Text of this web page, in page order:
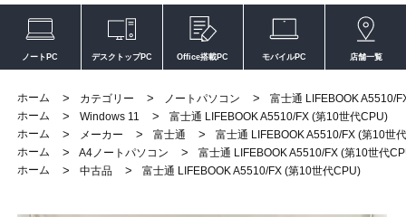
ノートPC デスクトップPC Office搭載PC モバイルPC 店舗一覧
ホーム > カテゴリー > ノートパソコン >
富士通 LIFEBOOK A5510/
ホーム
> Windows 11 >
富士通 LIFEBOOK A5510/FX (第10世代CPU)
ホーム
> メーカー > 富士通 >
富士通 LIFEBOOK A5510/FX (第10世
ホーム
> A4ノートパソコン >
富士通 LIFEBOOK A5510/FX (第10世代
ホーム
> 中古品 > 富士通 LIFEBOOK A5510/FX (第10世代CPU)